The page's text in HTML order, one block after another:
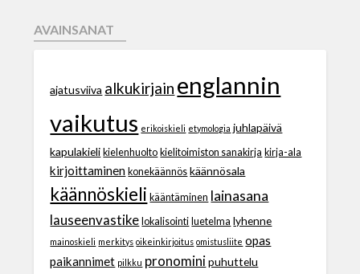
AVAINSANAT
ajatusviiva alkukirjain englannin
vaikutus erikoiskieli etymologia juhlapäivä
kapulakieli kielenhuolto kielitoimiston sanakirja kirja-ala
kirjoittaminen konekäännös käännösala
käännöskieli kääntäminen lainasana
lauseenvastike lokalisointi luetelma lyhenne
mainoskieli merkitys oikeinkirjoitus omistusliite opas
paikannimet pilkku pronomini puhuttelu